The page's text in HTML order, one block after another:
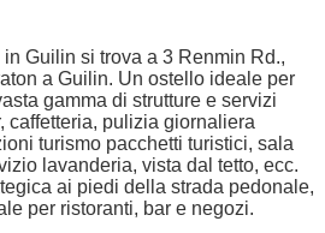
Guilin si trova a 3 Renmin Rd.,
a Guilin. Un ostello ideale per
gamma di strutture e servizi
caffetteria, pulizia giornaliera
turismo pacchetti turistici, sala
lavanderia, vista dal tetto, ecc.
ai piedi della strada pedonale,
per ristoranti, bar e negozi.